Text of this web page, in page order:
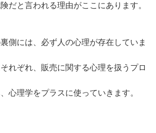
だと言われる理由がここにあります。
側には、必ず人の心理が存在していま
れぞれ、販売に関する心理を扱うプロ
心理学をプラスに使っていきます。